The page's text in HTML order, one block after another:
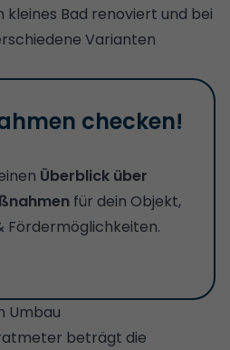
kleines Bad renoviert und bei
Varianten
checken!
Überblick über
für dein Objekt,
Fördermöglichkeiten.
Umbau
beträgt die